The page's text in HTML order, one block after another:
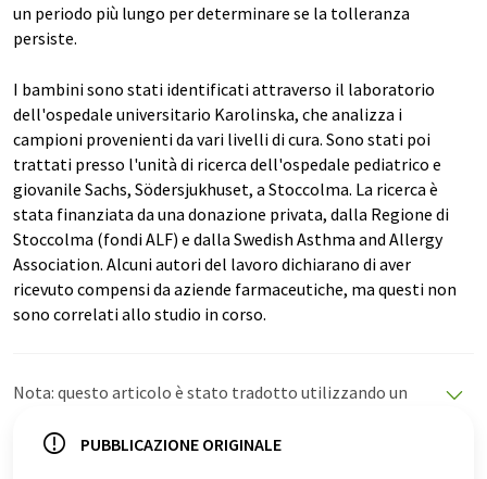
un periodo più lungo per determinare se la tolleranza
persiste.
I bambini sono stati identificati attraverso il laboratorio
dell'ospedale universitario Karolinska, che analizza i
campioni provenienti da vari livelli di cura. Sono stati poi
trattati presso l'unità di ricerca dell'ospedale pediatrico e
giovanile Sachs, Södersjukhuset, a Stoccolma. La ricerca è
stata finanziata da una donazione privata, dalla Regione di
Stoccolma (fondi ALF) e dalla Swedish Asthma and Allergy
Association. Alcuni autori del lavoro dichiarano di aver
ricevuto compensi da aziende farmaceutiche, ma questi non
sono correlati allo studio in corso.
Nota: questo articolo è stato tradotto utilizzando un
offre queste traduzioni automatiche per presentare una
PUBBLICAZIONE ORIGINALE